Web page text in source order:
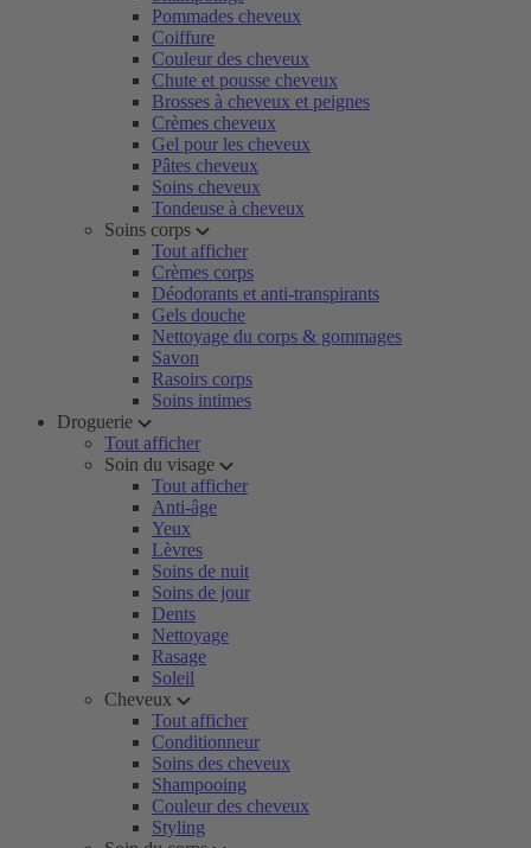
Pommades cheveux
Coiffure
Couleur des cheveux
Chute et pousse cheveux
Brosses à cheveux et peignes
Crèmes cheveux
Gel pour les cheveux
Pâtes cheveux
Soins cheveux
Tondeuse à cheveux
Soins corps
Tout afficher
Crèmes corps
Déodorants et anti-transpirants
Gels douche
Nettoyage du corps & gommages
Savon
Rasoirs corps
Soins intimes
Droguerie
Tout afficher
Soin du visage
Tout afficher
Anti-âge
Yeux
Lèvres
Soins de nuit
Soins de jour
Dents
Nettoyage
Rasage
Soleil
Cheveux
Tout afficher
Conditionneur
Soins des cheveux
Shampooing
Couleur des cheveux
Styling